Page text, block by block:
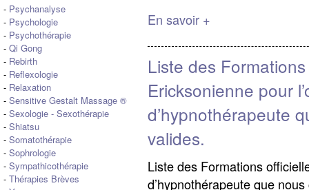
- Psychanalyse
- Psychologie
- Psychothérapie
- Qi Gong
- Rebirth
- Reflexologie
- Relaxation
- Sensitive Gestalt Massage ®
- Sexologie - Sexothérapie
- Shiatsu
- Somatothérapie
- Sophrologie
- Sympathicothérapie
- Thérapies Brèves
En savoir +
Liste des
Ericksonienne pour
d’hypnothérapeute
valides.
Liste des Formations
d’hypnothérapeute que